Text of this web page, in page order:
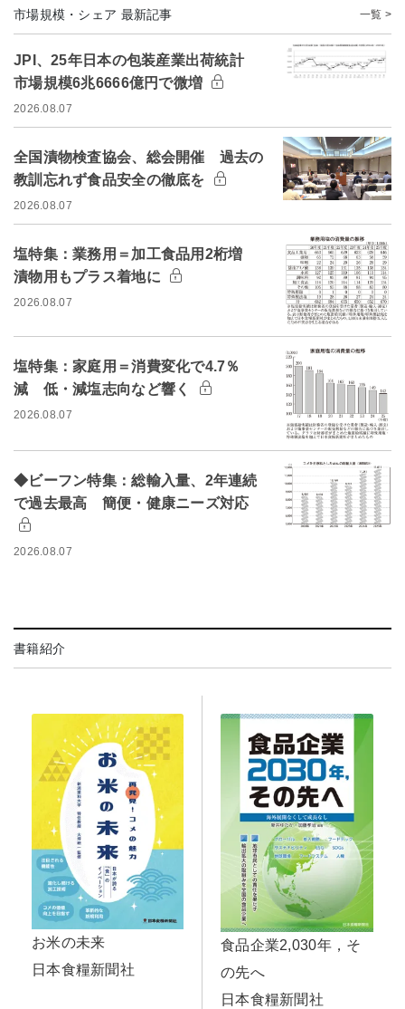
市場規模・シェア 最新記事 一覧 >
JPI、25年日本の包装産業出荷統計
市場規模6兆6666億円で微増
2026.08.07
全国漬物検査協会、総会開催 過去の
教訓忘れず食品安全の徹底を
2026.08.07
塩特集：業務用＝加工食品用2桁増
漬物用もプラス着地に
2026.08.07
塩特集：家庭用＝消費変化で4.7％
減 低・減塩志向など響く
2026.08.07
◆ビーフン特集：総輸入量、2年連続
で過去最高 簡便・健康ニーズ対応
2026.08.07
書籍紹介
お米の未来
日本食糧新聞社
食品企業2,030年，そ
の先へ
日本食糧新聞社